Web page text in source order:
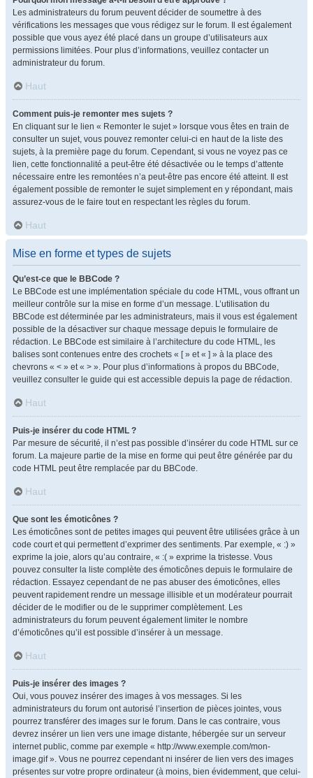
Les administrateurs du forum peuvent décider de soumettre à des
vérifications les messages que vous rédigez sur le forum. Il est également
possible que vous ayez été placé dans un groupe d’utilisateurs aux
permissions limitées. Pour plus d’informations, veuillez contacter un
administrateur du forum.
Haut
Comment puis-je remonter mes sujets ?
En cliquant sur le lien « Remonter le sujet » lorsque vous êtes en train de
consulter un sujet, vous pouvez remonter celui-ci en haut de la liste des
sujets, à la première page du forum. Cependant, si vous ne voyez pas ce
lien, cette fonctionnalité a peut-être été désactivée ou le temps d’attente
nécessaire entre les remontées n’a peut-être pas encore été atteint. Il est
également possible de remonter le sujet simplement en y répondant, mais
assurez-vous de le faire tout en respectant les règles du forum.
Haut
Mise en forme et types de sujets
Qu’est-ce que le BBCode ?
Le BBCode est une implémentation spéciale du code HTML, vous offrant un
meilleur contrôle sur la mise en forme d’un message. L’utilisation du
BBCode est déterminée par les administrateurs, mais il vous est également
possible de la désactiver sur chaque message depuis le formulaire de
rédaction. Le BBCode est similaire à l’architecture du code HTML, les
balises sont contenues entre des crochets « [ » et « ] » à la place des
chevrons « < » et « > ». Pour plus d’informations à propos du BBCode,
veuillez consulter le guide qui est accessible depuis la page de rédaction.
Haut
Puis-je insérer du code HTML ?
Par mesure de sécurité, il n’est pas possible d’insérer du code HTML sur ce
forum. La majeure partie de la mise en forme qui peut être générée par du
code HTML peut être remplacée par du BBCode.
Haut
Que sont les émoticônes ?
Les émoticônes sont de petites images qui peuvent être utilisées grâce à un
code court et qui permettent d’exprimer des sentiments. Par exemple, « :) »
exprime la joie, alors qu’au contraire, « :( » exprime la tristesse. Vous
pouvez consulter la liste complète des émoticônes depuis le formulaire de
rédaction. Essayez cependant de ne pas abuser des émoticônes, elles
peuvent rapidement rendre un message illisible et un modérateur pourrait
décider de le modifier ou de le supprimer complètement. Les
administrateurs du forum peuvent également limiter le nombre
d’émoticônes qu’il est possible d’insérer à un message.
Haut
Puis-je insérer des images ?
Oui, vous pouvez insérer des images à vos messages. Si les
administrateurs du forum ont autorisé l’insertion de pièces jointes, vous
pourrez transférer des images sur le forum. Dans le cas contraire, vous
devrez insérer un lien vers une image distante, hébergée sur un serveur
internet public, comme par exemple « http://www.exemple.com/mon-
image.gif ». Vous ne pourrez cependant ni insérer de lien vers des images
présentes sur votre propre ordinateur (à moins, bien évidemment, que celui-